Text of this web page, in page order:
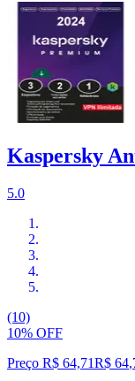
Kaspersky
5.0
(10)
10% OFF
Preço R$ 64,71R$ 64,